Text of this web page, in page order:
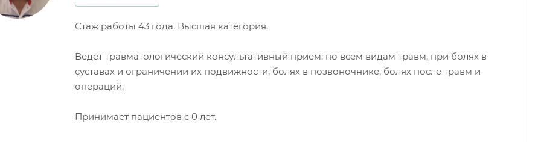
Стаж работы 43 года. Высшая категория.
Ведет травматологический консультативный прием: по всем видам травм, при болях в
суставах и ограничении их подвижности, болях в позвоночнике, болях после травм и
операций.
Принимает пациентов с 0 лет.